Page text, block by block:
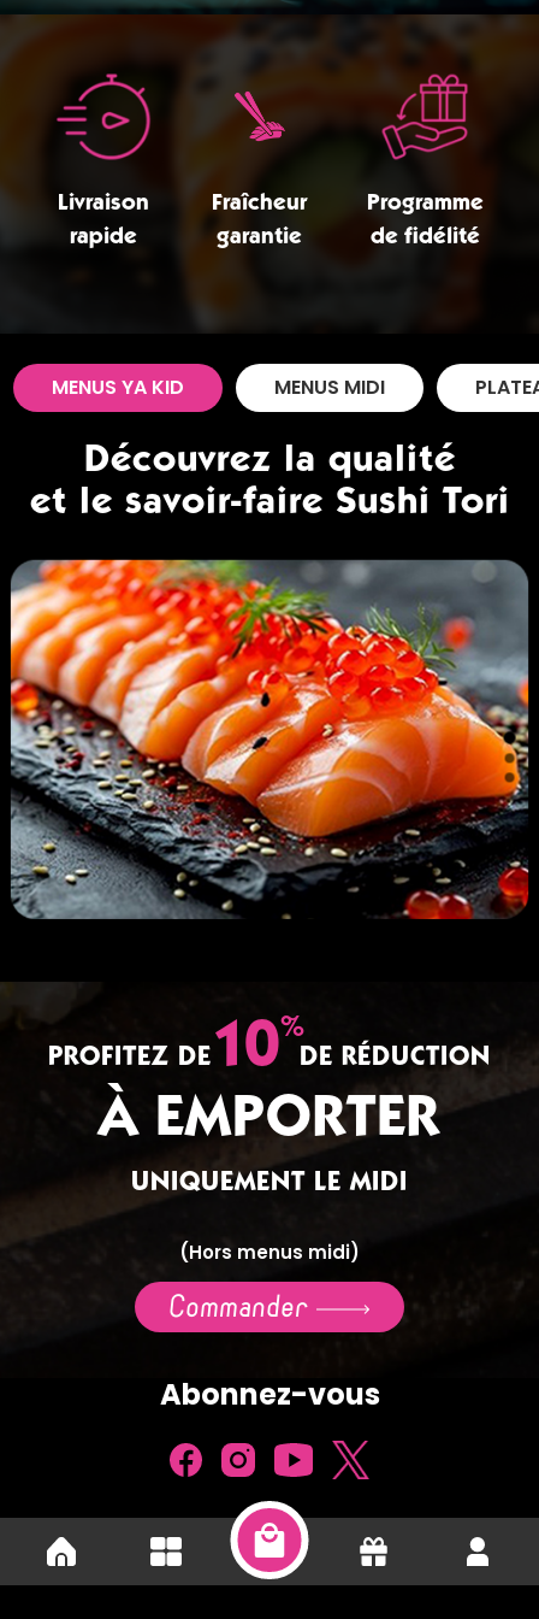
Livraison
rapide
Fraîcheur
garantie
Programme
de fidélité
MENUS YA KID MENUS MIDI
Découvrez la qualité
et le savoir-faire Sushi Tori
PROFITEZ DE10%
DE RÉDUCTION
À EMPORTER
UNIQUEMENT LE MIDI
(Hors menus midi)
Commander
Abonnez-vous